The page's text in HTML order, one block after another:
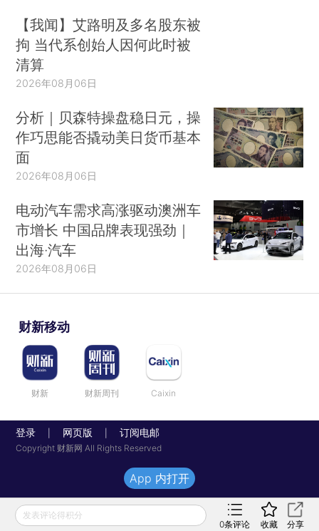
【我闻】艾路明及多名股东被
拘 当代系创始人因何此时被
清算
2026年08月06日
分析｜贝森特操盘稳日元，操
作巧思能否撬动美日货币基本
面
2026年08月06日
电动汽车需求高涨驱动澳洲车
市增长 中国品牌表现强劲｜
出海·汽车
2026年08月06日
财新移动
财新 财新周刊 Caixin
登录 网页版 订阅电邮
Copyright 财新网 All Rights Reserved
发表评论得积分
0条评论 收藏 分享
App 内打开